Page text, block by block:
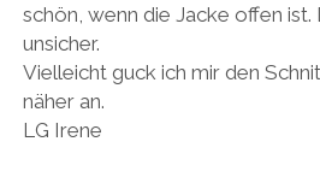
schön, wenn die Jacke offen ist.
unsicher.
Vielleicht guck ich mir den
näher an.
LG Irene